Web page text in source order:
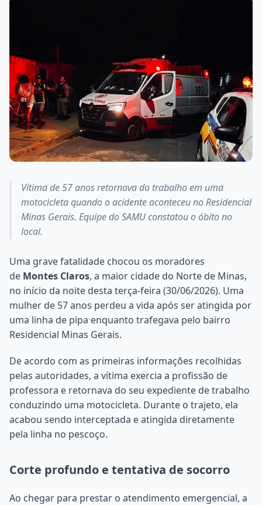
Vítima de 57 anos retornava do trabalho em uma
motocicleta quando o acidente aconteceu no Residencial
Minas Gerais. Equipe do SAMU constatou o óbito no
local.
Uma grave fatalidade chocou os moradores
de Montes Claros, a maior cidade do Norte de Minas,
no início da noite desta terça-feira (30/06/2026). Uma
mulher de 57 anos perdeu a vida após ser atingida por
uma linha de pipa enquanto trafegava pelo bairro
Residencial Minas Gerais.
De acordo com as primeiras informações recolhidas
pelas autoridades, a vítima exercia a profissão de
professora e retornava do seu expediente de trabalho
conduzindo uma motocicleta. Durante o trajeto, ela
acabou sendo interceptada e atingida diretamente
pela linha no pescoço.
Corte profundo e tentativa de socorro
Ao chegar para prestar o atendimento emergencial, a